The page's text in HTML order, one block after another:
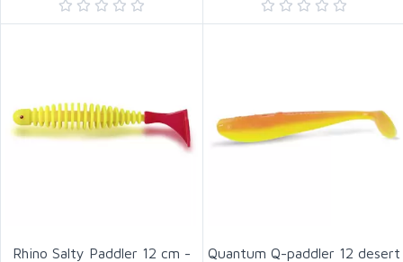
Rhino Salty Paddler 12 cm -
Quantum Q-paddler 12 desert